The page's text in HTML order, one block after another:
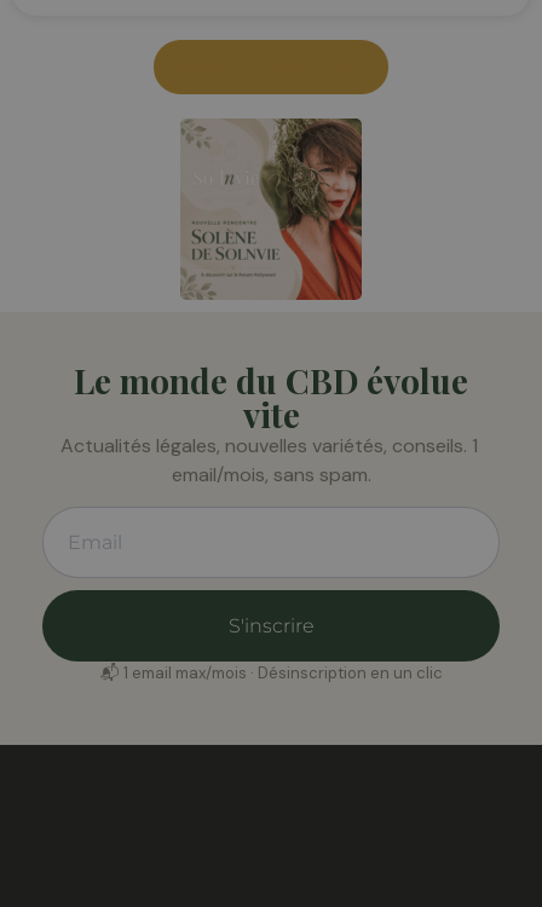
Le monde du CBD évolue
vite
Actualités légales, nouvelles variétés, conseils. 1
email/mois, sans spam.
S'inscrire
📬 1 email max/mois · Désinscription en un clic